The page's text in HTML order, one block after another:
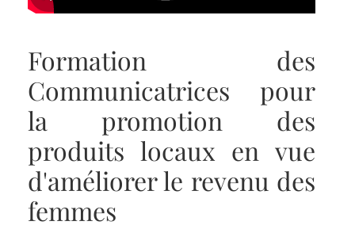
Formation des
Communicatrices pour
la promotion des
produits locaux en vue
d'améliorer le revenu des
femmes